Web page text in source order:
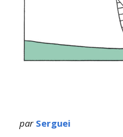
par Serguei